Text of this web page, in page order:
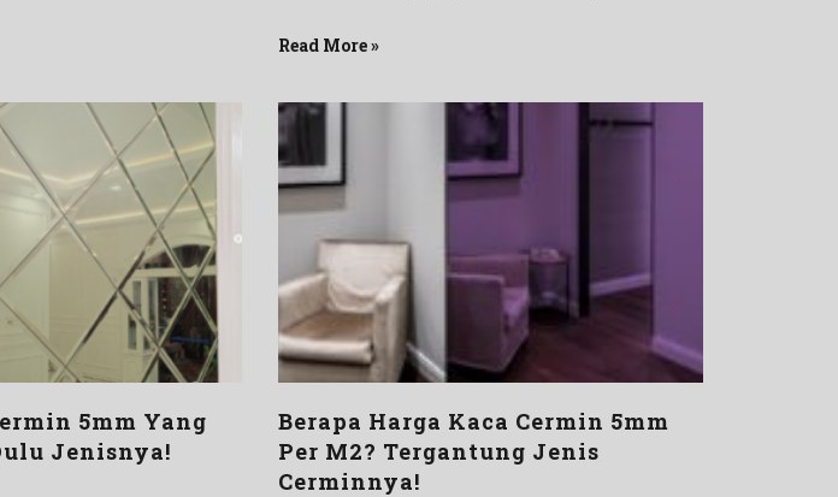
Read More »
5mm Yang
Jenisnya!
Berapa Harga Kaca Cermin 5mm
Per M2? Tergantung Jenis
Cerminnya!